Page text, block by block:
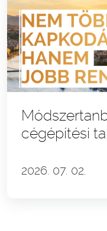
cégépítési
2026. 07. 02.